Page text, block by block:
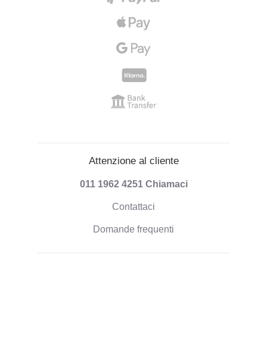
Attenzione al cliente
011 1962 4251 Chiamaci
Contattaci
Domande frequenti